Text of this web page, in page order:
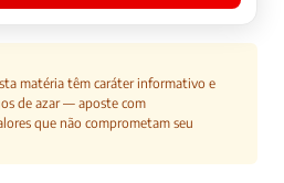
matéria têm caráter informativo e
de azar — aposte com
que não comprometam seu